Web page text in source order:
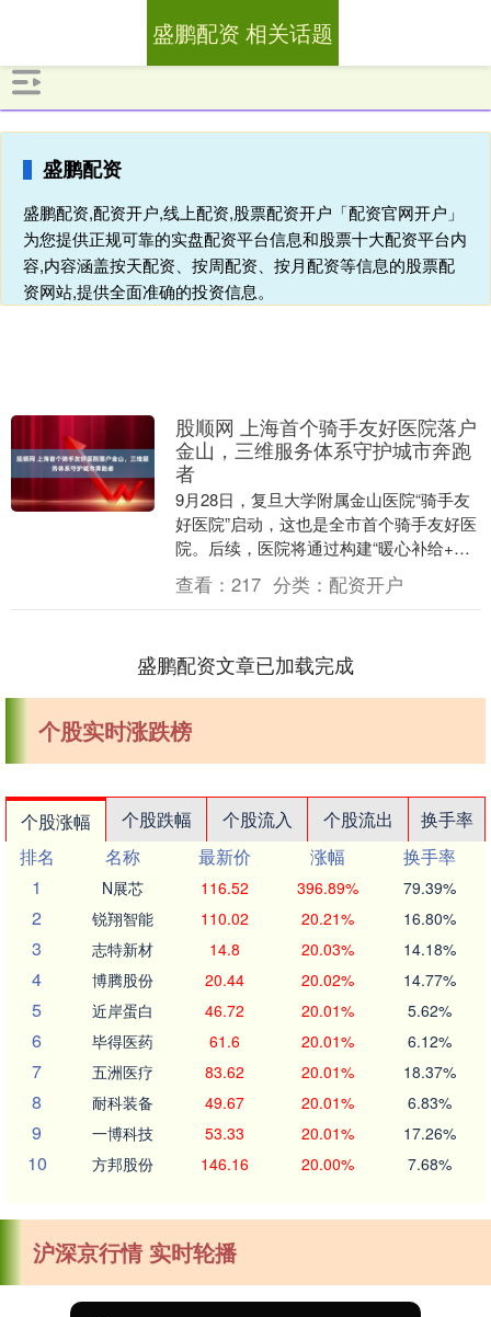
盛鹏配资
盛鹏配资,配资开户,线上配资,股票配资开户「配资官网开户」
为您提供正规可靠的实盘配资平台信息和股票十大配资平台内
容,内容涵盖按天配资、按周配资、按月配资等信息的股票配
资网站,提供全面准确的投资信息。
盛鹏配资 相关话题
股顺网 上海首个骑手友好医院落户
金山，三维服务体系守护城市奔跑
者
9月28日，复旦大学附属金山医院“骑手友
好医院”启动，这也是全市首个骑手友好医
院。后续，医院将通过构建“暖心补给+健
康守护+人文关怀”三维服务体系，打造集
基础补....
查看： 217 分类： 配资开户
盛鹏配资文章已加载完成
个股实时涨跌榜
个股涨幅 个股跌幅 个股流入 个股流出
换手率
排名
名称 最新价 涨幅
换手率
1
N展芯 116.52 396.89% 79.39%
2 锐翔智能 110.02 20.21% 16.80%
3 志特新材 14.8 20.03% 14.18%
4 博腾股份 20.44 20.02% 14.77%
5 近岸蛋白 46.72 20.01% 5.62%
6 毕得医药 61.6 20.01% 6.12%
7 五洲医疗 83.62 20.01% 18.37%
8 耐科装备 49.67 20.01% 6.83%
9 一博科技 53.33 20.01% 17.26%
10 方邦股份 146.16 20.00% 7.68%
沪深京行情 实时轮播